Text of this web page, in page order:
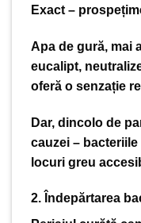
Exact –
Apa de gură, mai
eucalipt,
oferă o senzație
Dar, dincolo de
cauzei –
locuri greu
2. Îndepărtarea